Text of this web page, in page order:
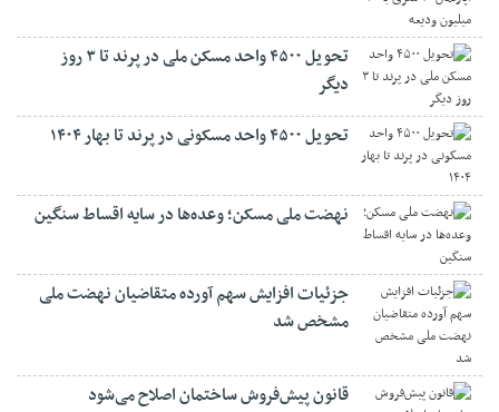
تحویل ۴۵۰۰ واحد مسکن ملی در پرند تا ۳ روز
دیگر
تحویل ۴۵۰۰ واحد مسکونی در پرند تا بهار ۱۴۰۴
نهضت ملی مسکن؛ وعده‌ها در سایه اقساط سنگین
جزئیات افزایش سهم آورده متقاضیان نهضت ملی
مشخص شد
قانون پیش‌فروش ساختمان اصلاح می‌شود